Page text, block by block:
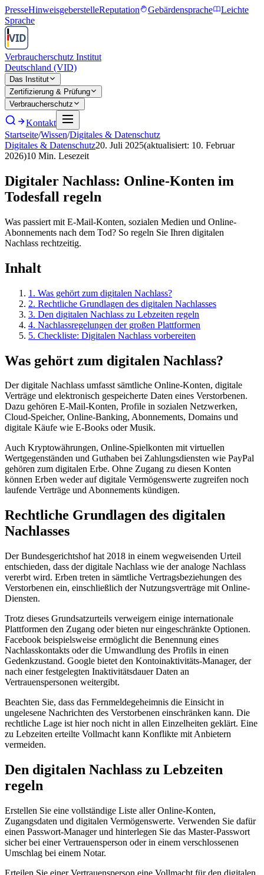
PresseHinweisgeberstelleReputation Gebärdensprache
Leichte
Sprache
Verbraucherschutz Institut
Deutschland (VID)
Das Institut
Zertifizierung & Prüfung
Verbraucherschutz
Kontakt
Startseite/Wissen/Digitales & Datenschutz
Digitales & Datenschutz20. Juli 2025(aktualisiert: 10. Februar
2026)10 Min. Lesezeit
Digitaler Nachlass: Online-Konten im
Todesfall regeln
Was passiert mit E-Mail-Konten, sozialen Medien und Online-
Abonnements nach dem Tod? So regeln Sie Ihren digitalen
Nachlass rechtzeitig.
Inhalt
1 . Was gehört zum digitalen Nachlass?
2. Rechtliche Grundlagen des digitalen Nachlasses
3. Den digitalen Nachlass zu Lebzeiten regeln
4. Nachlassregelungen der großen Plattformen
5. Checkliste: Digitalen Nachlass vorbereiten
Was gehört zum digitalen Nachlass?
Der digitale Nachlass umfasst sämtliche Online-Konten, digitale
Verträge und elektronisch gespeicherte Daten eines Verstorbenen.
Dazu gehören E-Mail-Konten, Profile in sozialen Netzwerken,
Cloud-Speicher, Online-Banking, Abonnements, Domains und
digitale Käufe wie E-Books oder Musik.
Auch Kryptowährungen, Online-Spielkonten mit virtuellen
Wertgegenständen und Guthaben bei Zahlungsdiensten wie PayPal
gehören zum digitalen Erbe. Ohne Zugang zu diesen Konten
können Erben weder auf digitale Vermögenswerte zugreifen noch
laufende Verträge und Abonnements kündigen.
Rechtliche Grundlagen des digitalen
Nachlasses
Der Bundesgerichtshof hat 2018 in einem wegweisenden Urteil
entschieden, dass der digitale Nachlass wie der analoge Nachlass
vererbt wird. Erben treten in sämtliche Vertragsbeziehungen des
Verstorbenen ein, einschließlich der Nutzungsverträge mit Online-
Diensten.
Trotz dieses Grundsatzurteils verweigern einige internationale
Plattformen den Zugang oder bieten nur eingeschränkte Optionen.
Facebook beispielsweise ermöglicht die Benennung eines
Nachlasskontakts oder die Umwandlung des Profils in einen
Gedenkzustand. Google bietet den Kontoinaktivitäts-Manager, der
nach einer festgelegten Inaktivitätsdauer Daten an
Vertrauenspersonen weitergibt.
Beachten Sie, dass das Fernmeldegeheimnis die Einsicht in
ungelesene Nachrichten des Verstorbenen einschränken kann. Die
rechtliche Lage ist hier noch nicht in allen Einzelheiten geklärt. Eine
zu Lebzeiten erteilte Vollmacht kann Konflikte mit Anbietern
vermeiden.
Den digitalen Nachlass zu Lebzeiten
regeln
Erstellen Sie eine vollständige Liste aller Online-Konten,
Zugangsdaten und digitalen Vermögenswerte. Verwenden Sie dafür
einen Passwort-Manager und hinterlegen Sie das Master-Passwort
sicher bei einer Vertrauensperson oder in einem verschlossenen
Umschlag bei einem Notar.
Erteilen Sie einer Vertrauensperson eine Vollmacht für den digitalen